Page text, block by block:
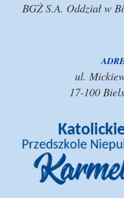
BGŻ S.A. Oddział w
ul.
17-100 Bielsk